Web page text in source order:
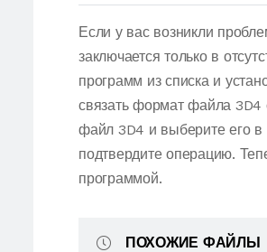
Если у вас возникли
заключается только в
программ из списка и
связать формат файла 3D4
файл 3D4 и выберите его
подтвердите операцию.
программой.
ПОХОЖИЕ ФАЙЛЫ